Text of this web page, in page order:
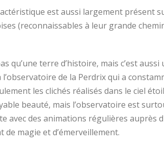
est aussi largement présent
(reconnaissables à leur grande
qu’une terre d’histoire, mais c’est aussi
l’observatoire de la Perdrix qui a
les clichés réalisés dans le ciel
beauté, mais l’observatoire est
avec des animations régulières auprès
de magie et d’émerveillement.